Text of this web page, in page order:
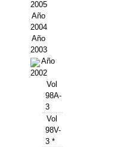
Premio Jóvenes Investigadores
Buscador de Comunicaciones
Buscador de Comunicaciones
CONTACTO
BUSCADOR
2005
Año
2004
Año
2003
Año
2002
Vol
98A-
3
Vol
98V-
3 *